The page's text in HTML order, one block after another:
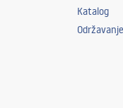
Katalog
Održavanje